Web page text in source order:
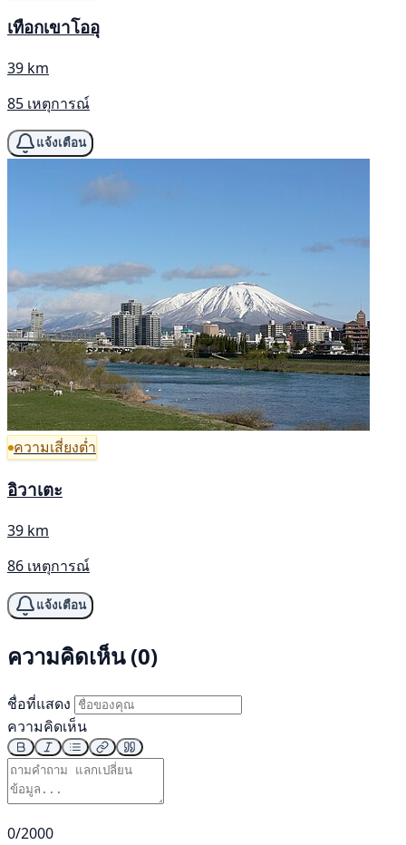
เทือกเขาโออุ
39 km
85 เหตุการณ์
แจ้งเตือน
ความเสี่ยงต่ำ
อิวาเตะ
39 km
86 เหตุการณ์
แจ้งเตือน
ความคิดเห็น (0)
ชื่อที่แสดง
ความคิดเห็น
0/2000